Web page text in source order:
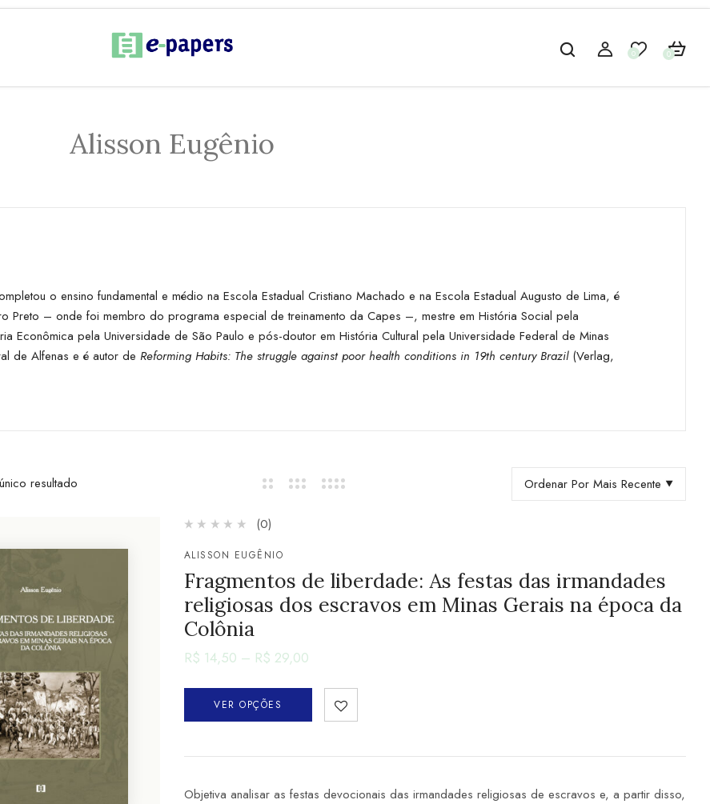
0 0
Alisson Eugênio
o ensino fundamental e médio na Escola Estadual Cristiano Machado e na Escola Estadual Augusto de Lima, é
Preto – onde foi membro do programa especial de treinamento da Capes –, mestre em História Social pela
Econômica pela Universidade de São Paulo e pós-doutor em História Cultural pela Universidade Federal de Minas
de Alfenas e é autor de Reforming Habits: The struggle against poor health conditions in 19th century Brazil(Verlag,
resultado Ordenar Por Mais Recente
(0)
ALISSON EUGÊNIO
Fragmentos de liberdade: As festas das irmandades
religiosas dos escravos em Minas Gerais na época da
Colônia
R$ 14,50 – R$ 29,00
VER OPÇÕES
Objetiva analisar as festas devocionais das irmandades religiosas de escravos e, a partir disso,